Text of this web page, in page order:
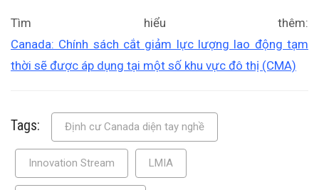
Tìm hiểu thêm:
Canada: Chính sách cắt giảm lực lượng lao động tạm
thời sẽ được áp dụng tại một số khu vực đô thị (CMA)
Tags: Định cư Canada diện tay nghề
Innovation Stream LMIA